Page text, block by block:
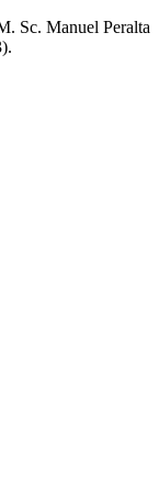
Sc. Manuel Peralta